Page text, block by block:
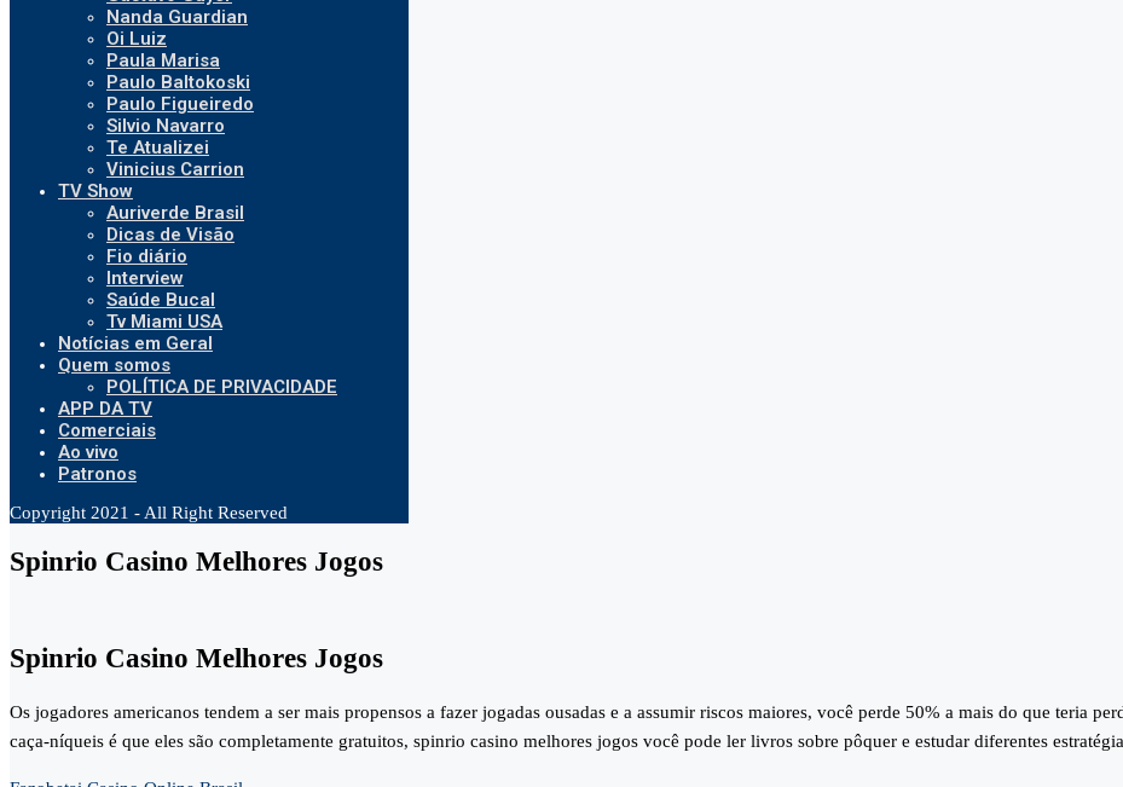
Nanda Guardian
Oi Luiz
Paula Marisa
Paulo Baltokoski
Paulo Figueiredo
Silvio Navarro
Te Atualizei
Vinicius Carrion
TV Show
Auriverde Brasil
Dicas de Visão
Fio diário
Interview
Saúde Bucal
Tv Miami USA
Notícias em Geral
Quem somos
POLÍTICA DE PRIVACIDADE
APP DA TV
Comerciais
Ao vivo
Patronos
Copyright 2021 - All Right Reserved
Spinrio Casino Melhores Jogos
Spinrio Casino Melhores Jogos
Os jogadores americanos tendem a ser mais propensos a fazer jogadas ousadas e a assumir riscos maiores, você perde 50% a mais do que teria
caça-níqueis é que eles são completamente gratuitos, spinrio casino melhores jogos você pode ler livros sobre pôquer e estudar diferentes